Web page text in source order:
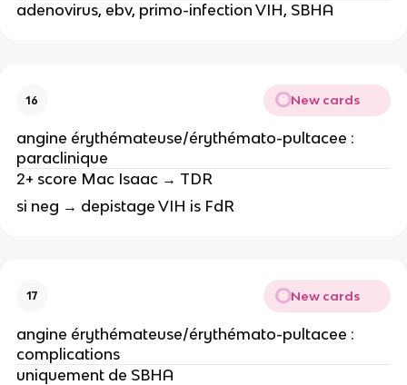
adenovirus, ebv, primo-infection VIH, SBHA
16 New cards
angine érythémateuse/érythémato-pultacee :
paraclinique
2+ score Mac Isaac → TDR
si neg → depistage VIH is FdR
17 New cards
angine érythémateuse/érythémato-pultacee :
complications
uniquement de SBHA